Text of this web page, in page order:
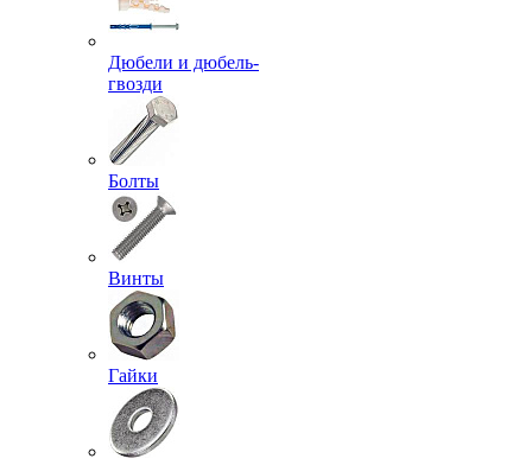
Дюбели и дюбель-
гвозди
Болты
Винты
Гайки